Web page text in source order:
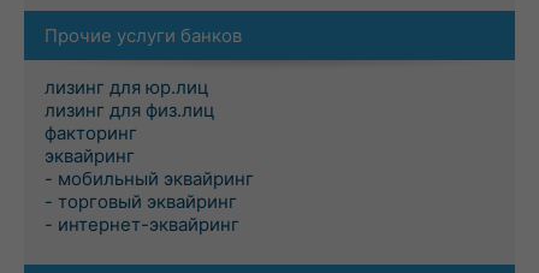
Прочие услуги банков
лизинг для юр.лиц
лизинг для физ.лиц
факторинг
эквайринг
- мобильный эквайринг
- торговый эквайринг
- интернет-эквайринг